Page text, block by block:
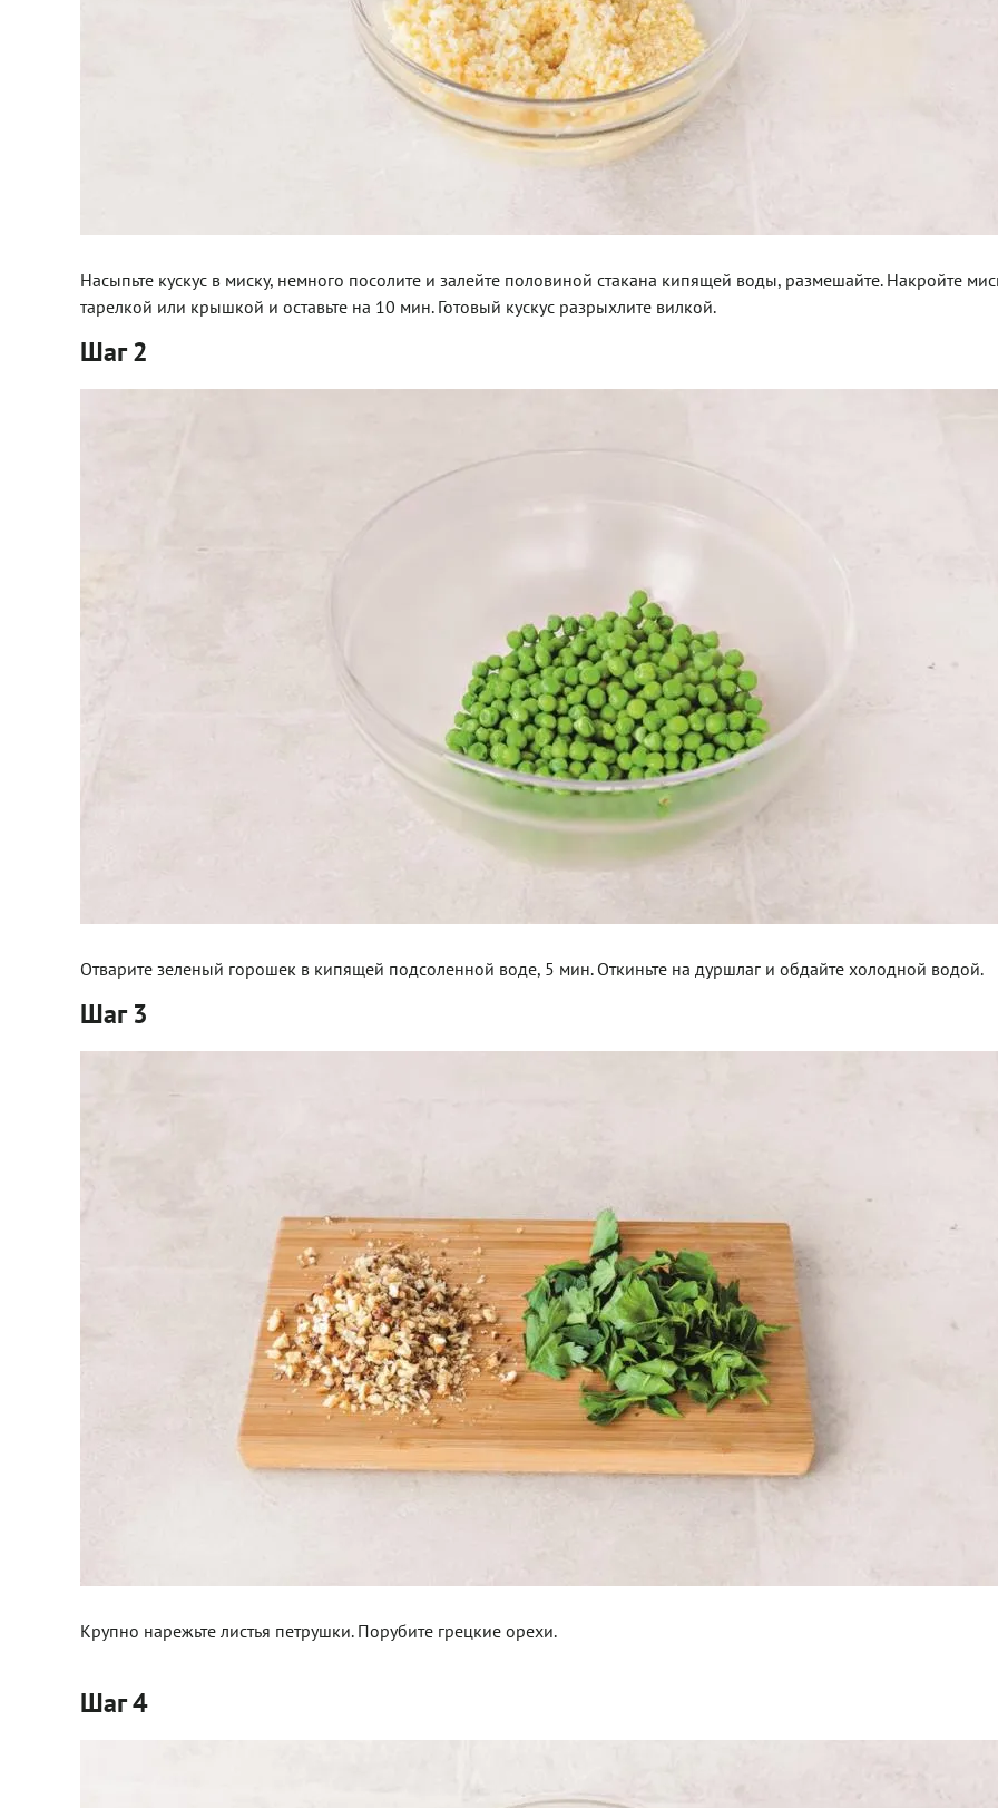
Насыпьте кускус в миску, немного посолите и залейте половиной стакана кипящей воды, размешайте. Накройте
тарелкой или крышкой и оставьте на 10 мин. Готовый кускус разрыхлите вилкой.
Шаг 2
Отварите зеленый горошек в кипящей подсоленной воде, 5 мин. Откиньте на дуршлаг и обдайте холодной водой.
Шаг 3
Крупно нарежьте листья петрушки. Порубите грецкие орехи.
Шаг 4